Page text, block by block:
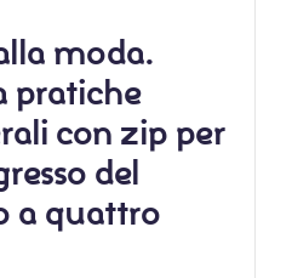
moda.
pratiche
con zip per
del
a quattro